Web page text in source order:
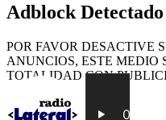
Adblock Detectado
POR FAVOR DESACTIVE
ANUNCIOS, ESTE MEDIO
TOTALIDAD CON